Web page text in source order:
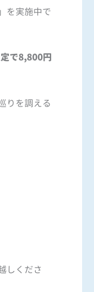
を実施中で
で8,800円
りを調える
しくださ